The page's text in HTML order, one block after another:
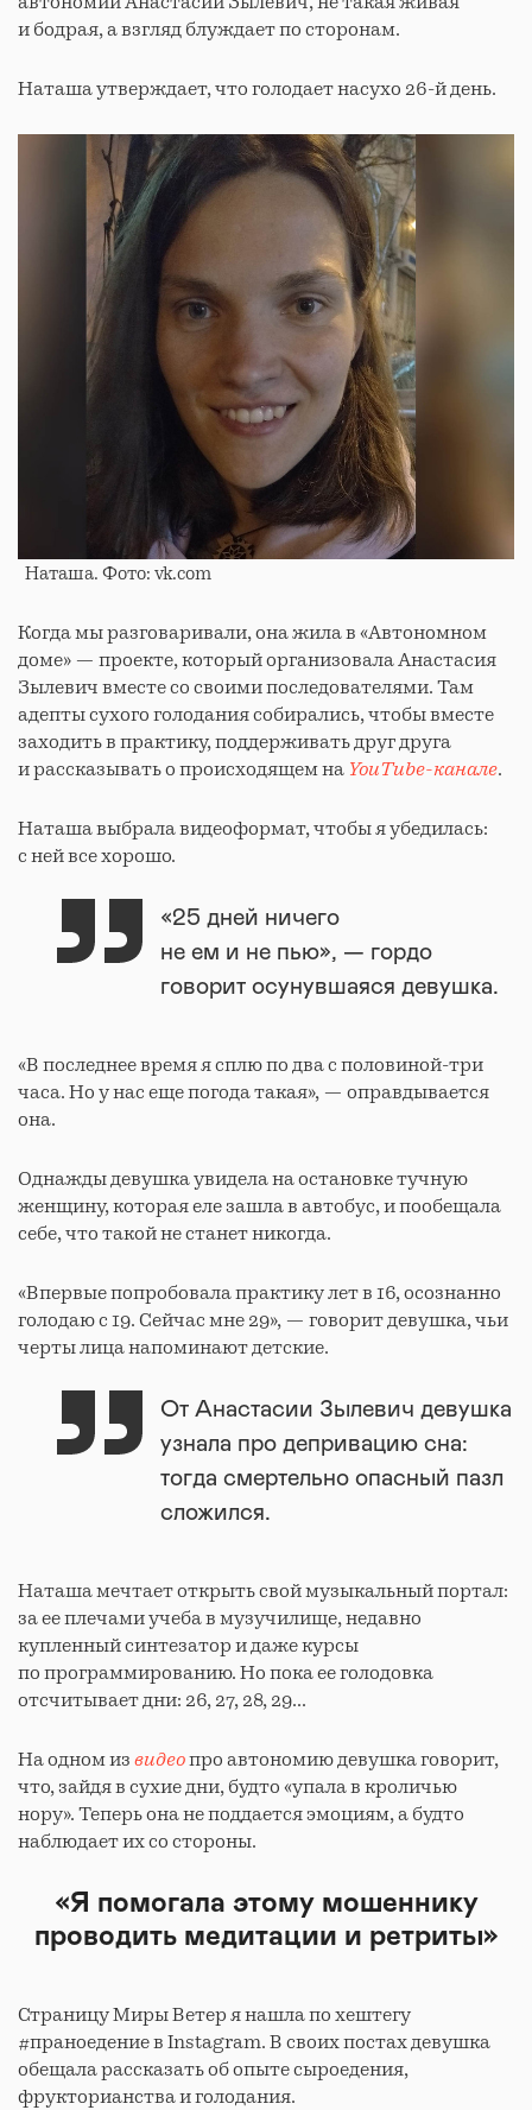
и бодрая, а взгляд блуждает по сторонам.
Наташа утверждает, что голодает насухо 26-й день.
Наташа. Фото: vk.com
Когда мы разговаривали, она жила в «Автономном
доме» — проекте, который организовала Анастасия
Зылевич вместе со своими последователями. Там
адепты сухого голодания собирались, чтобы вместе
заходить в практику, поддерживать друг друга
и рассказывать о происходящем на YouTube-канале.
Наташа выбрала видеоформат, чтобы я убедилась:
с ней все хорошо.
«25 дней ничего
не ем и не пью», — гордо
говорит осунувшаяся девушка.
«В последнее время я сплю по два с половиной-три
часа. Но у нас еще погода такая», — оправдывается
она.
Однажды девушка увидела на остановке тучную
женщину, которая еле зашла в автобус, и пообещала
себе, что такой не станет никогда.
«Впервые попробовала практику лет в 16, осознанно
голодаю с 19. Сейчас мне 29», — говорит девушка, чьи
черты лица напоминают детские.
От Анастасии Зылевич девушка
узнала про депривацию сна:
тогда смертельно опасный пазл
сложился.
Наташа мечтает открыть свой музыкальный портал:
за ее плечами учеба в музучилище, недавно
купленный синтезатор и даже курсы
по программированию. Но пока ее голодовка
отсчитывает дни: 26, 27, 28, 29...
На одном извидеопро автономию девушка говорит,
что, зайдя в сухие дни, будто «упала в кроличью
нору». Теперь она не поддается эмоциям, а будто
наблюдает их со стороны.
«Я помогала этому мошеннику
проводить медитации и ретриты»
Страницу Миры Ветер я нашла по хештегу
#праноедение в Instagram. В своих постах девушка
обещала рассказать об опыте сыроедения,
фрукторианства и голодания.